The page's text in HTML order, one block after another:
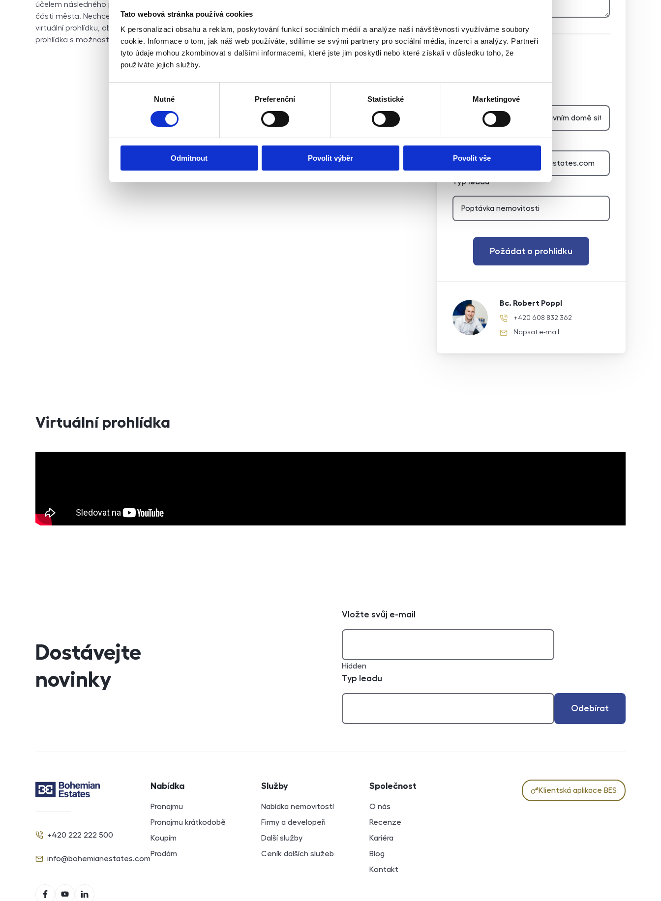
Tato webová stránka používá cookies
K personalizaci obsahu a reklam, poskytování funkcí sociálních médií a analýze naší návštěvnosti využíváme soubory
cookie. Informace o tom, jak náš web používáte, sdílíme se svými partnery pro sociální média, inzerci a analýzy. Partneři
tyto údaje mohou zkombinovat s dalšími informacemi, které jste jim poskytli nebo které získali v důsledku toho, že
používáte jejich služby.
Nutné Preferenční Statistické Marketingové
Odmítnout Povolit výběr Povolit vše
účelem následného pronájmu, případně jako váš nový klidný domov v centrální
části města. Nechcete ztrácet čas? V případě zájmu Vám rád pošlu odkaz na
virtuální prohlídku, abyste měli úplnou představu o nabízené nemovitosti (360°
prohlídka s možností orientace ve videu dle vašich představ).
Virtuální prohlídka
Hidden
E-mail agenta
Typ leadu
Požádat o prohlídku
Bc. Robert Poppl
telefonní číslo
+420 608 832 362
e-mail
Napsat e-mail
Dostávejte
novinky
Vložte svůj e-mail
Hidden
Typ leadu
Odebírat
Telefon
+420 222 222 500
E-mail
info@bohemianestates.com
FacebookYouTubeLinkedIn
Navigace v zápatí
Nabídka
Pronajmu
Pronajmu krátkodobě
Koupím
Prodám
Služby
Nabídka nemovitostí
Firmy a developeři
Další služby
Ceník dalších služeb
Společnost
O nás
Recenze
Kariéra
Blog
Kontakt
Klientská aplikace BES